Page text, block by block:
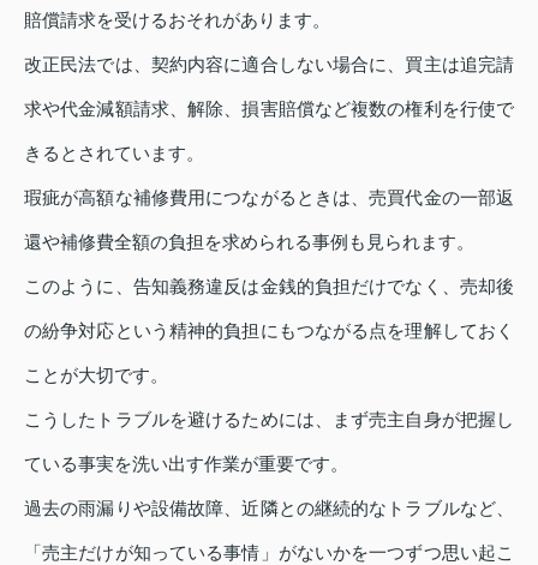
賠償請求を受けるおそれがあります。
改正民法では、契約内容に適合しない場合に、買主は追完請
求や代金減額請求、解除、損害賠償など複数の権利を行使で
きるとされています。
瑕疵が高額な補修費用につながるときは、売買代金の一部返
還や補修費全額の負担を求められる事例も見られます。
このように、告知義務違反は金銭的負担だけでなく、売却後
の紛争対応という精神的負担にもつながる点を理解しておく
ことが大切です。
こうしたトラブルを避けるためには、まず売主自身が把握し
ている事実を洗い出す作業が重要です。
過去の雨漏りや設備故障、近隣との継続的なトラブルなど、
「売主だけが知っている事情」がないかを一つずつ思い起こ